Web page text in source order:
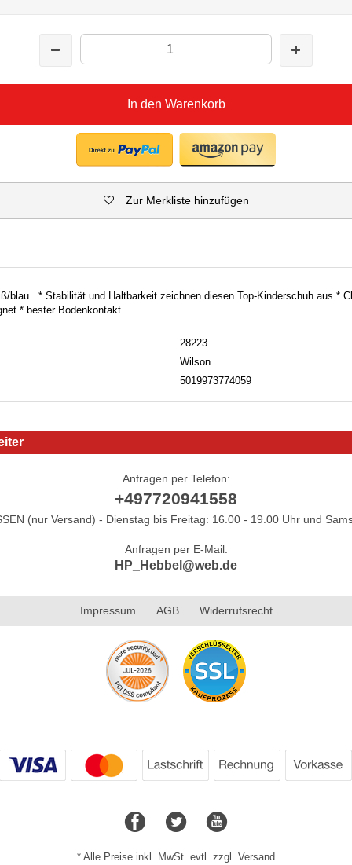
In den Warenkorb
Zur Merkliste hinzufügen
blau * Stabilität und Haltbarkeit zeichnen diesen Top-Kinderschuh aus *
* bester Bodenkontakt
28223
Wilson
5019973774059
Anfragen per Telefon:
+497720941558
(nur Versand) - Dienstag bis Freitag: 16.00 - 19.00 Uhr und
Anfragen per E-Mail:
HP_Hebbel@web.de
Impressum AGB Widerrufsrecht
* Alle Preise inkl. MwSt. evtl. zzgl. Versand